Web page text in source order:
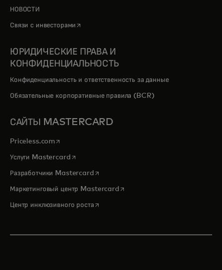
НОВОСТИ
Связи с инвесторами opens in a new tab
ЮРИДИЧЕСКИЕ ПРАВА И
КОНФИДЕНЦИАЛЬНОСТЬ
Конфиденциальность и ответственность за данные
Обязательные корпоративные правила (BCR)
САЙТЫ MASTERCARD
Priceless.com opens in a new tab
Услуги Mastercardopens in a new tab
Разработчики Mastercardopens in a new tab
Маркетинговый центр Mastercardopens in a new tab
Центр инклюзивного ростаopens in a new tab